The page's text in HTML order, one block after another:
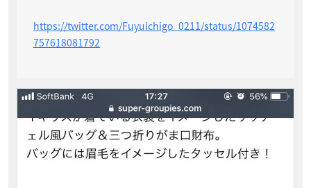
https://twitter.com/Fuyuichigo_0211/status/1074582
757618081792